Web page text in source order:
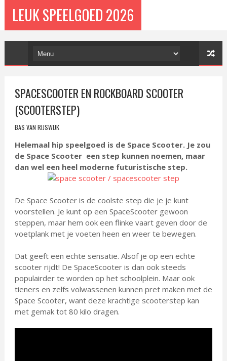
LEUK SPEELGOED 2026
SPACESCOOTER EN ROCKBOARD SCOOTER
(SCOOTERSTEP)
BAS VAN RIJSWIJK
Helemaal hip speelgoed is de Space Scooter. Je zou
de Space Scooter een step kunnen noemen, maar
dan wel een heel moderne futuristische step.
De Space Scooter is de coolste step die je je kunt
voorstellen. Je kunt op een SpaceScooter gewoon
steppen, maar hem ook een flinke vaart geven door de
voetplank met je voeten heen en weer te bewegen.
Dat geeft een echte sensatie. Alsof je op een echte
scooter rijdt! De SpaceScooter is dan ook steeds
populairder te worden op het schoolplein. Maar ook
tieners en zelfs volwassenen kunnen pret maken met de
Space Scooter, want deze krachtige scooterstep kan
met gemak tot 80 kilo dragen.